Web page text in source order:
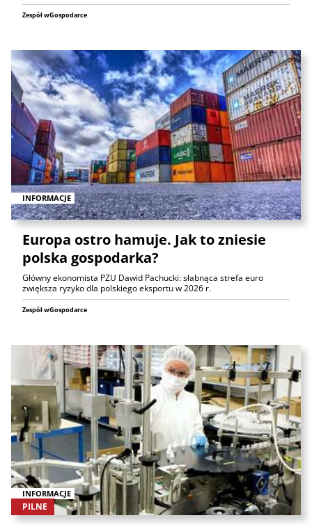
Zespół wGospodarce
INFORMACJE
Europa ostro hamuje. Jak to zniesie
polska gospodarka?
Główny ekonomista PZU Dawid Pachucki: słabnąca strefa euro
zwiększa ryzyko dla polskiego eksportu w 2026 r.
Zespół wGospodarce
INFORMACJE
PILNE